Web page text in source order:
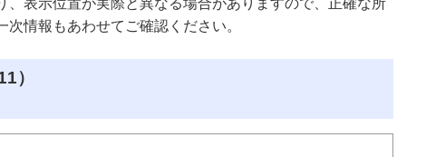
、表示位置が実際と異なる場合がありますので、正確な所
情報もあわせてご確認ください。
）